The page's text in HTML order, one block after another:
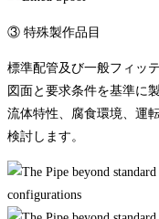
③ 特殊製作品目
標準配管及び一般フィッ
図面と要求条件を基準に
流体特性、腐食環境、運
検討します。